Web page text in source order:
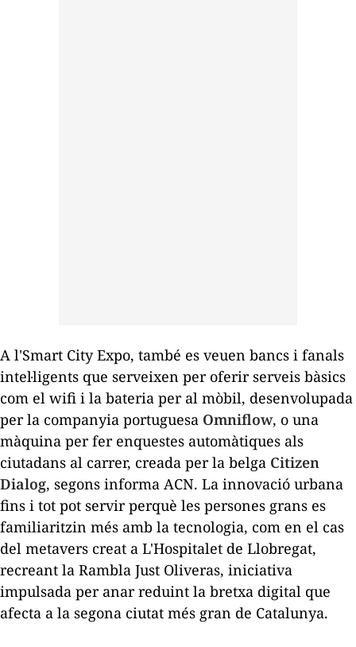
A l'Smart City Expo, també es veuen bancs i fanals
intel·ligents que serveixen per oferir serveis bàsics
com el wifi i la bateria per al mòbil, desenvolupada
per la companyia portuguesa Omniflow, o una
màquina per fer enquestes automàtiques als
ciutadans al carrer, creada per la belga Citizen
Dialog, segons informa ACN. La innovació urbana
fins i tot pot servir perquè les persones grans es
familiaritzin més amb la tecnologia, com en el cas
del metavers creat a L'Hospitalet de Llobregat,
recreant la Rambla Just Oliveras, iniciativa
impulsada per anar reduint la bretxa digital que
afecta a la segona ciutat més gran de Catalunya.